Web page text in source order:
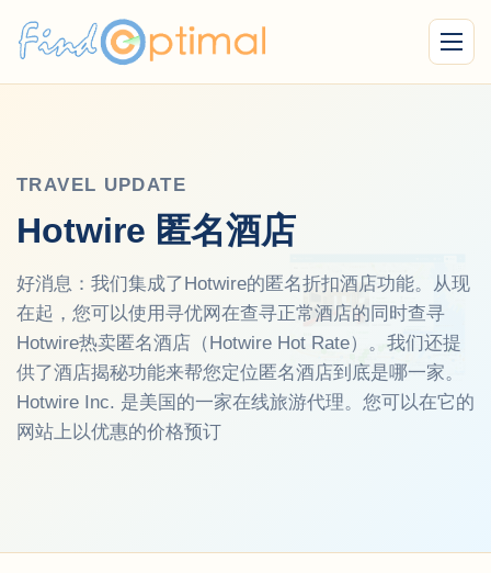
Menu
TRAVEL UPDATE
Hotwire 匿名酒店
好消息：我们集成了Hotwire的匿名折扣酒店功能。从现
在起，您可以使用寻优网在查寻正常酒店的同时查寻
Hotwire热卖匿名酒店（Hotwire Hot Rate）。我们还提
供了酒店揭秘功能来帮您定位匿名酒店到底是哪一家。
Hotwire Inc. 是美国的一家在线旅游代理。您可以在它的
网站上以优惠的价格预订